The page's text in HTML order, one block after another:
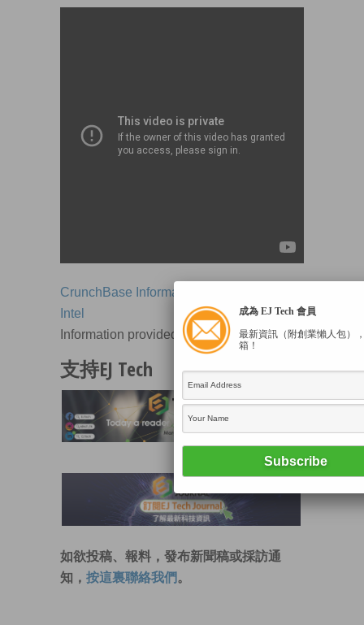
CrunchBase Information on Intel
Intel
Information provided byCrunchBase
支持EJ Tech
如欲投稿、報料，發布新聞稿或採訪通
知， 按這裏聯絡我們 。
成為 EJ Tech 會員
最新資訊（附創業懶人包）
箱！